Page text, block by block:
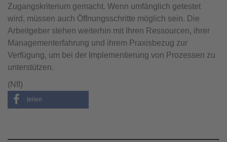
Zugangskriterium gemacht. Wenn umfänglich getestet
wird, müssen auch Öffnungsschritte möglich sein. Die
Arbeitgeber stehen weiterhin mit Ihren Ressourcen, ihrer
Managementerfahrung und ihrem Praxisbezug zur
Verfügung, um bei der Implementierung von Prozessen zu
unterstützen.
(NfI)
teilen